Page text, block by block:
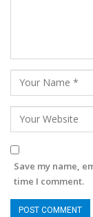
Save my name,
time I comment.